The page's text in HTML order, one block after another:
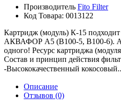
Производитель Fito Filter
Код Товара: 0013122
Картридж (модуль) К-15
АКВАФОР A5 (B100-5, B100-6).
одного! Ресурс картриджа
Состав и принцип действия
-Высококачественный
Описание
Отзывов (0)